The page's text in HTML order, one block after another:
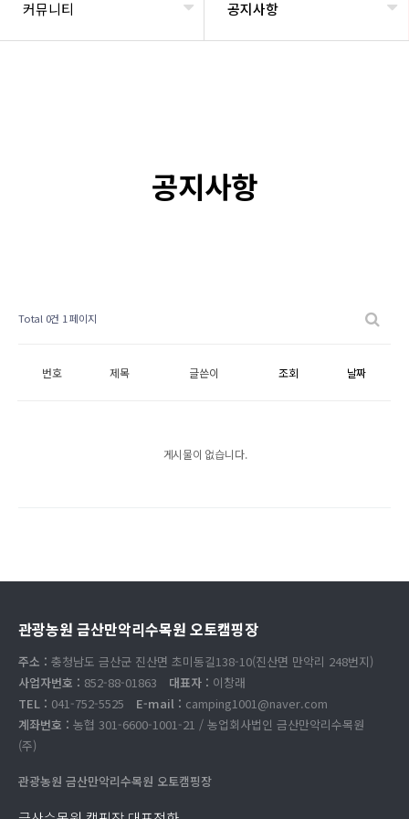
커뮤니티 공지사항
공지사항
Total 0건 1 페이지
번호 제목 글쓴이 조회 날짜
게시물이 없습니다.
관광농원 금산만악리수목원 오토캠핑장
주소 : 충청남도 금산군 진산면 초미동길138-10(진산면 만악리 248번지)
사업자번호 : 852-88-01863 대표자 : 이창래
TEL : 041-752-5525 E-mail : camping1001@naver.com
계좌번호 : 농협 301-6600-1001-21 / 농업회사법인 금산만악리수목원
(주)
관광농원 금산만악리수목원 오토캠핑장